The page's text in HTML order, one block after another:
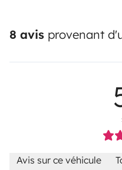
8 avis provenant
Avis sur ce véhicule